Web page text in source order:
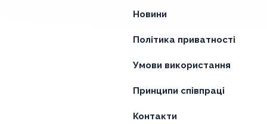
Новини
Політика приватності
Умови використання
Принципи співпраці
Контакти